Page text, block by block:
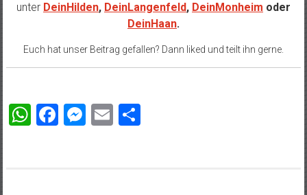
unter DeinHilden, DeinLangenfeld, DeinMonheim oder
DeinHaan.
Euch hat unser Beitrag gefallen? Dann liked und teilt ihn gerne.
WhatsApp
Facebook
Messenger
EmailTeilen